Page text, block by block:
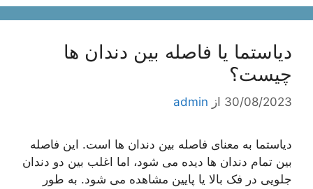
دیاستما یا فاصله بین دندان ها
چیست؟
30/08/2023 از admin
دیاستما به معنای فاصله بین دندان ها است. این فاصله
بین تمام دندان ها دیده می شود، اما اغلب بین دو دندان
جلویی در فک بالا یا پایین مشاهده می شود. به طور